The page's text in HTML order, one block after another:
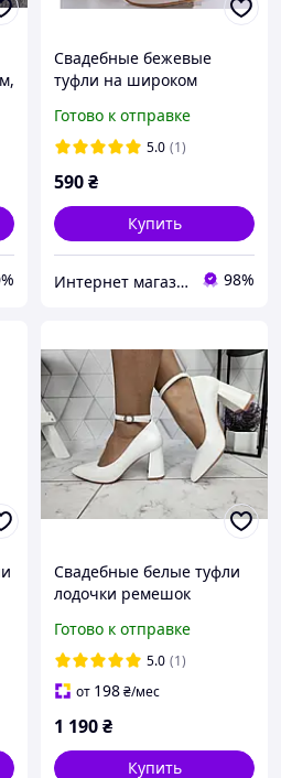
Свадебные бежевые
туфли на широком
Готово к отправке
5.0 (1)
590₴
Купить
Интернет магазин "Ножки в одежке" 98%
Свадебные белые туфли
лодочки ремешок
37
Готово к отправке
5.0 (1)
от 198₴/мес
1 190₴
Купить